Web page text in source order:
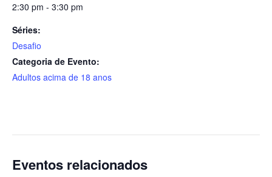
2:30 pm - 3:30 pm
Séries:
Desafio
Categoria de Evento:
Adultos acima de 18 anos
Eventos relacionados